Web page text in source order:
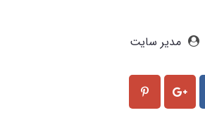
مدیر سایت